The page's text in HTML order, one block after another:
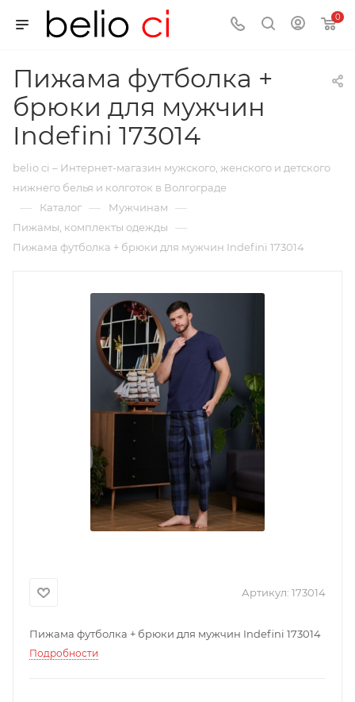
0
Пижама футболка +
брюки для мужчин
Indefini 173014
belio ci – Интернет-магазин мужского, женского и детского
нижнего белья и колготок в Волгограде
— Каталог — Мужчинам —
Пижамы, комплекты одежды —
Пижама футболка + брюки для мужчин Indefini 173014
Артикул: 173014
Пижама футболка + брюки для мужчин Indefini 173014
Подробности